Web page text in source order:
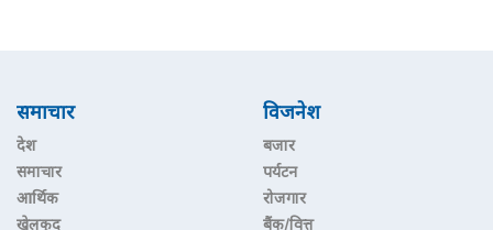
समाचार
देश
समाचार
आर्थिक
खेलकुद
विजनेश
बजार
पर्यटन
रोजगार
बैंक/वित्त